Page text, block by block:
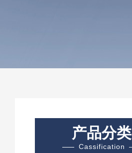
产品分类
Cassification